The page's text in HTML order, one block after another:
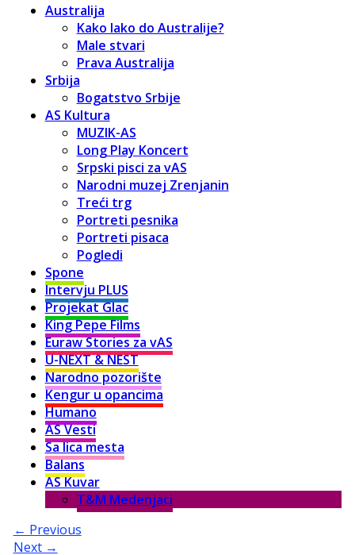
Australija
Kako lako do Australije?
Male stvari
Prava Australija
Srbija
Bogatstvo Srbije
AS Kultura
MUZIK-AS
Long Play Koncert
Srpski pisci za vAS
Narodni muzej Zrenjanin
Treći trg
Portreti pesnika
Portreti pisaca
Pogledi
Spone
Intervju PLUS
Projekat Glac
King Pepe Films
Euraw Stories za vAS
U-NEXT & NEST
Narodno pozorište
Kengur u opancima
Humano
AS Vesti
Sa lica mesta
Balans
AS Kuvar
T&M Medenjaci
← Previous
Next →